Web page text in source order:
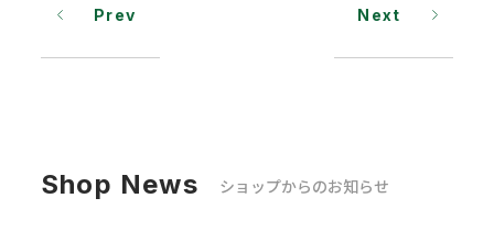
Prev Next
Shop News ショップからのお知らせ